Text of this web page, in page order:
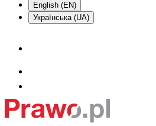
English (EN)
Українська (UA)